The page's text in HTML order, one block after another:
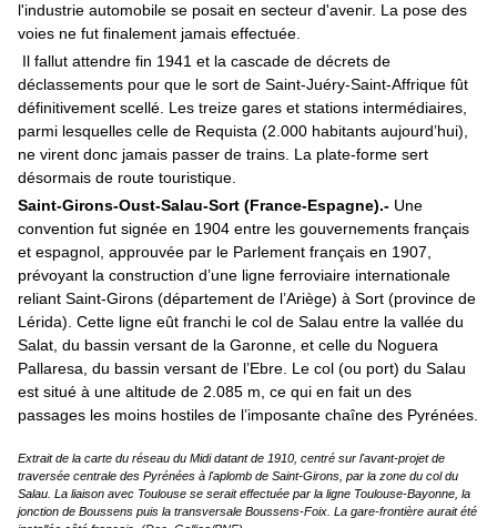
l'industrie automobile se posait en secteur d'avenir. La pose des
voies ne fut finalement jamais effectuée.
Il fallut attendre fin 1941 et la cascade de décrets de
déclassements pour que le sort de Saint-Juéry-Saint-Affrique fût
définitivement scellé. Les treize gares et stations intermédiaires,
parmi lesquelles celle de Requista (2.000 habitants aujourd’hui),
ne virent donc jamais passer de trains. La plate-forme sert
désormais de route touristique.
Saint-Girons-Oust-Salau-Sort (France-Espagne).- Une
convention fut signée en 1904 entre les gouvernements français
et espagnol, approuvée par le Parlement français en 1907,
prévoyant la construction d’une ligne ferroviaire internationale
reliant Saint-Girons (département de l’Ariège) à Sort (province de
Lérida). Cette ligne eût franchi le col de Salau entre la vallée du
Salat, du bassin versant de la Garonne, et celle du Noguera
Pallaresa, du bassin versant de l’Ebre. Le col (ou port) du Salau
est situé à une altitude de 2.085 m, ce qui en fait un des
passages les moins hostiles de l’imposante chaîne des Pyrénées.
Extrait de la carte du réseau du Midi datant de 1910, centré sur l'avant-projet de
traversée centrale des Pyrénées à l'aplomb de Saint-Girons, par la zone du col du
Salau. La liaison avec Toulouse se serait effectuée par la ligne Toulouse-Bayonne, la
jonction de Boussens puis la transversale Boussens-Foix. La gare-frontière aurait été